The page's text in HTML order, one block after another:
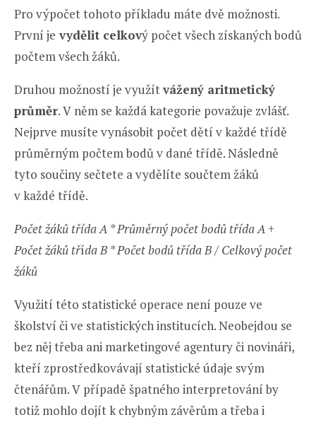
Pro výpočet tohoto příkladu máte dvě možnosti.
První je vydělit celkový počet všech získaných bodů
počtem všech žáků.
Druhou možností je využítvážený aritmetický
průměr. V něm se každá kategorie považuje zvlášť.
Nejprve musíte vynásobit počet dětí v každé třídě
průměrným počtem bodů v dané třídě. Následně
tyto součiny sečtete a vydělíte součtem žáků
v každé třídě.
Počet žáků třída A * Průměrný počet bodů třída A+
Počet žáků třída B * Počet bodů třída B / Celkový počet
žáků
Využití této statistické operace není pouze ve
školství či ve statistických institucích. Neobejdou se
bez něj třeba ani marketingové agentury či novináři,
kteří zprostředkovávají statistické údaje svým
čtenářům. V případě špatného interpretování by
totiž mohlo dojít k chybným závěrům a třeba i